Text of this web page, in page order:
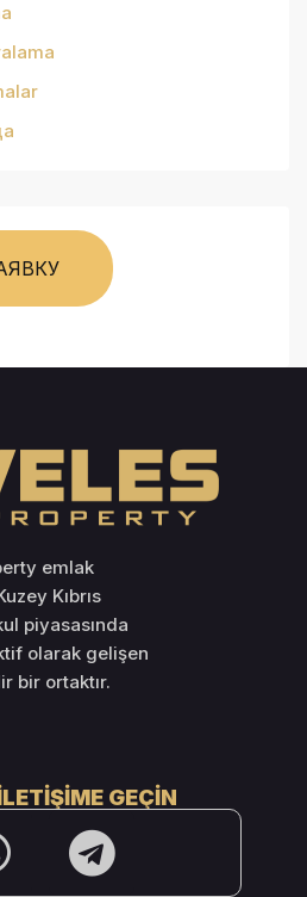
emlak
Kıbrıs
piyasasında
olarak gelişen
bir ortaktır.
GEÇIN